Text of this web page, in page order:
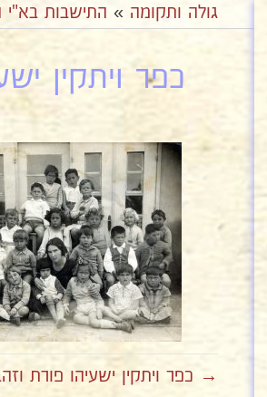
גולה ותקומה » התישבות בא"י
כפר ויתקין
→ כפר ויתקין ישעיהו פורת